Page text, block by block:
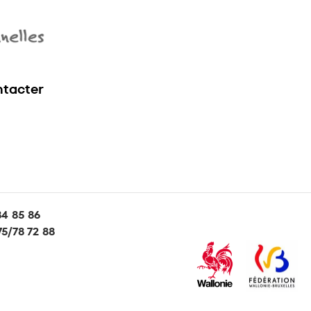
85 86
78 72 88